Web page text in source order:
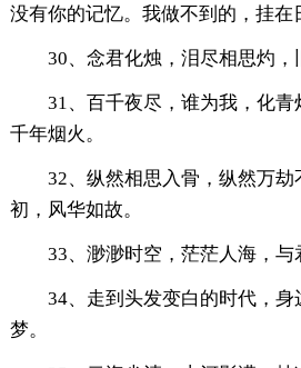
没有你的记忆。我做不到的，挂在
30、念君化烛，泪尽相思灼，
31、百千夜尽，谁为我，化青
千年烟火。
32、纵然相思入骨，纵然万劫
初，风华如故。
33、渺渺时空，茫茫人海，与
34、走到头发变白的时代，身
梦。